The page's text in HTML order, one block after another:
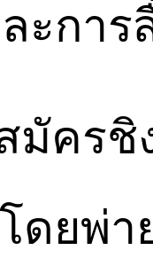
ะการ
มัครชิ
ดยพ่